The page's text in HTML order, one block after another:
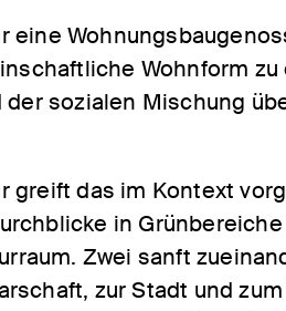
eine
Wohnform
sozialen Mischung
greift das im Kontext
in
Zwei sanft
zur Stadt und